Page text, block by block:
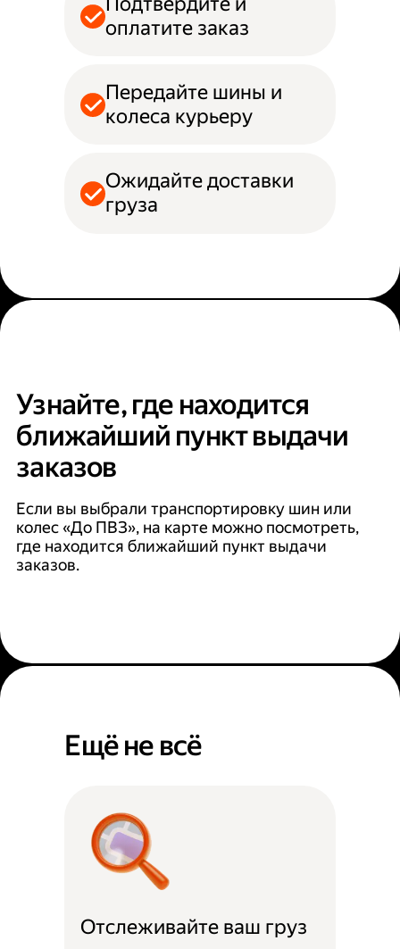
оплатите заказ
Передайте шины и
колеса курьеру
Ожидайте доставки
груза
Узнайте, где находится
ближайший пункт выдачи
заказов
Если вы выбрали транспортировку шин или
колес «До ПВЗ», на карте можно посмотреть,
где находится ближайший пункт выдачи
заказов.
Ещё не всё
Отслеживайте ваш груз